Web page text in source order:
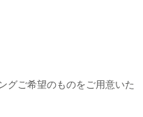
グご希望のものをご用意いた